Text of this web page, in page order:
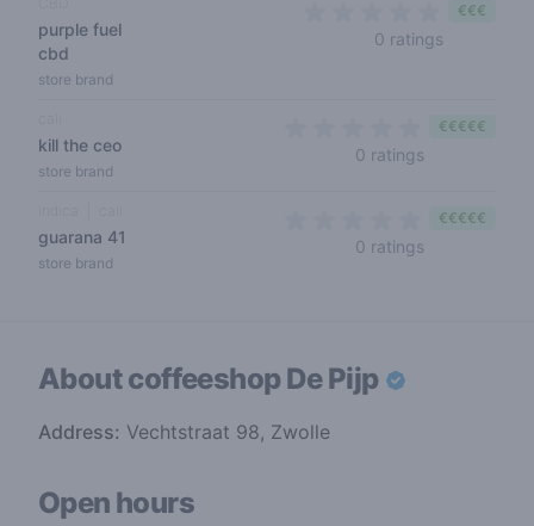
purple fuel
cbd
store brand
0 ratings
€€€
kill the ceo
store brand
0 ratings
€€€€€
guarana 41
store brand
0 ratings
€€€€€
About coffeeshopDe Pijp
Address: Vechtstraat 98, Zwolle
Open hours